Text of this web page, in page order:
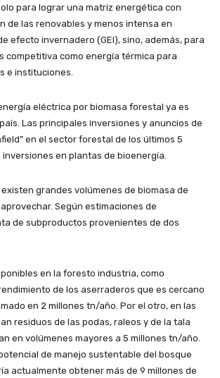
para lograr una matriz energética con
de las renovables y menos intensa en
efecto invernadero (GEI), sino, además, para
competitiva como energía térmica para
e instituciones.
eléctrica por biomasa forestal ya es
Las principales inversiones y anuncios de
en el sector forestal de los últimos 5
en plantas de bioenergía.
grandes volúmenes de biomasa de
Según estimaciones de
de subproductos provenientes de dos
en la foresto industria, como
de los aserraderos que es cercano
en 2 millones tn/año. Por el otro, en las
residuos de las podas, raleos y de la tala
en volúmenes mayores a 5 millones tn/año.
de manejo sustentable del bosque
actualmente obtener más de 9 millones de